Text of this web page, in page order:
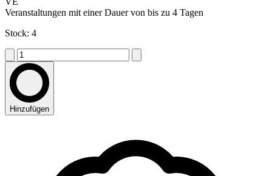
Veranstaltungen mit einer Dauer von bis zu 4 Tagen
Stock: 4
Hinzufügen